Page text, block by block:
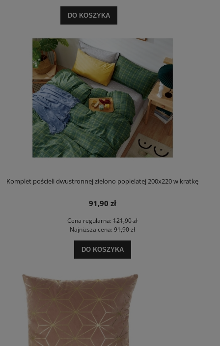
DO KOSZYKA
Komplet pościeli dwustronnej zielono popielatej 200x220 w kratkę
91,90 zł
Cena regularna: 121,90 zł
Najniższa cena: 91,90 zł
DO KOSZYKA